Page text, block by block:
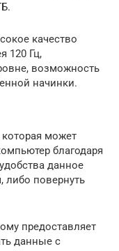
качество
120 Гц,
возможность
начинки.
может
благодаря
данное
либо повернуть
предоставляет
данные с